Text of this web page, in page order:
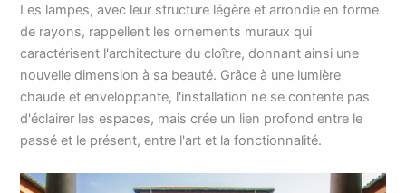
Les lampes, avec leur structure légère et arrondie en forme
de rayons, rappellent les ornements muraux qui
caractérisent l'architecture du cloître, donnant ainsi une
nouvelle dimension à sa beauté. Grâce à une lumière
chaude et enveloppante, l'installation ne se contente pas
d'éclairer les espaces, mais crée un lien profond entre le
passé et le présent, entre l'art et la fonctionnalité.